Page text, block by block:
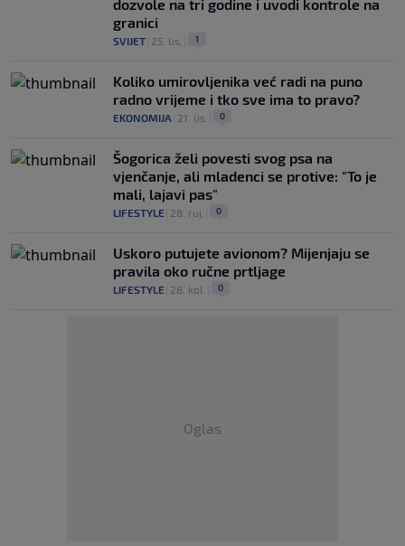
dozvole na tri godine i uvodi kontrole na
granici
SVIJET 25. lis. 1
Koliko umirovljenika već radi na puno
radno vrijeme i tko sve ima to pravo?
EKONOMIJA 21. lis. 0
Šogorica želi povesti svog psa na
vjenčanje, ali mladenci se protive: "To je
mali, lajavi pas"
LIFESTYLE 28. ruj. 0
Uskoro putujete avionom? Mijenjaju se
pravila oko ručne prtljage
LIFESTYLE 28. kol. 0
Oglas